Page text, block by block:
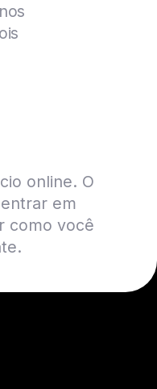
online. O
em
como você